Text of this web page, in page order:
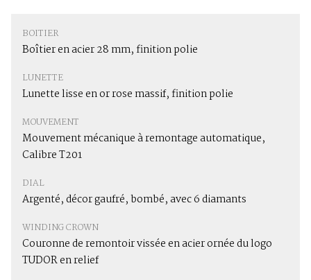
BOITIER
Boîtier en acier 28 mm, finition polie
LUNETTE
Lunette lisse en or rose massif, finition polie
MOUVEMENT
Mouvement mécanique à remontage automatique,
Calibre T201
DIAL
Argenté, décor gaufré, bombé, avec 6 diamants
WINDING CROWN
Couronne de remontoir vissée en acier ornée du logo
TUDOR en relief